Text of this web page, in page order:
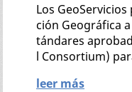
Los
ción Geográfica
tándares
l Consortium)
leer más